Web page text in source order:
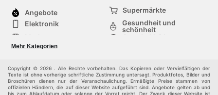
Angebote
Supermärkte
Elektronik
Gesundheit und
schönheit
Mode
Sportbekleidung
Baumarkt
Mehr Kategorien
Copyright © 2026 . Alle Rechte vorbehalten. Das Kopieren oder Vervielfältigen der
Texte ist ohne vorherige schriftliche Zustimmung untersagt. Produktfotos, Bilder und
Broschüren dienen nur der Veranschaulichung. Ermäßigte Preise stammen von
offiziellen Händlern, die auf dieser Website aufgeführt sind. Angebote gelten ab und
bis zum Ablaufdatum oder solange der Vorrat reicht. Der Zweck dieser Website ist